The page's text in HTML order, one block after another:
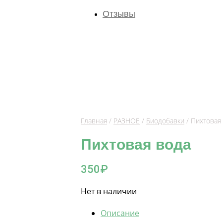
Отзывы
Главная / РАЗНОЕ / Биодобавки /
Пихтовая вода
350₽
Нет в наличии
Описание